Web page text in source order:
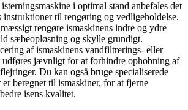
i optimal stand anbefales det
instruktioner til rengøring og vedligeholdelse.
rengøre ismaskinens indre og ydre
sæbeopløsning og skylle grundigt.
af ismaskinens vandfiltrerings- eller
udføres jævnligt for at forhindre ophobning af
Du kan også bruge specialiserede
beregnet til ismaskiner, for at fjerne
isens kvalitet.